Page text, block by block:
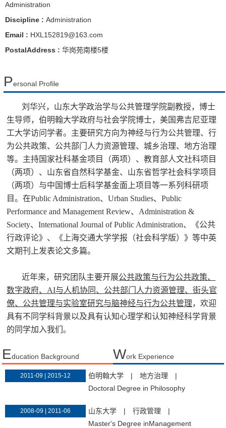
Administration
Discipline : Administration
Email : HXL152819@163.com
PostalAddress : 华岗苑南楼5楼
Personal Profile
刘华兴，山东大学政治学与公共管理学院副教授，博士
生导师，伯明翰大学政府与社会学院博士，美国弗吉尼亚理
工大学访问学者。主要研究方向为神经与行为公共管理、行
为公共政策、公共部门人力资源管理、城乡治理、地方治理
等。主持国家社科基金项目（两项）、教育部人文社科项目
（两项）、山东省自然科学基金、山东省哲学社会科学项目
（两项）与中国博士后科学基金面上项目等一系列科研项
目。在Public Administration、Urban Studies、Public
Performance and Management Review、Administration &
Society、International Journal of Public Administration、《公共
行政评论》、《上海交通大学学报（社会科学版）》等中英
文期刊上发表论文多篇。
近年来，研究团队主要开展公共政策与行为公共政策、
数字政府、AI与人机协同、公共部门人力资源管理、街头官
僚、公共管理与实验室研究与脑神经与行为公共管理，欢迎
具有不同学科背景以及具有认知心理学和认知神经科学背景
的同学加入我们。
Education Background Work Experience
2011-09 | 2015-12 伯明翰大学 | 地方治理
|
Doctoral Degree in Philosophy
2008-09 | 2011-06 山东大学 | 行政管理
|
Master's Degree inManagement